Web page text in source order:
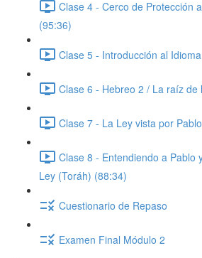
Clase 4 - Cerco de Protección
(95:36)
Clase 5 - Introducción al
Clase 6 - Hebreo 2 / La raíz de
Clase 7 - La Ley vista por
Clase 8 - Entendiendo a Pablo
Ley (Toráh) (88:34)
Cuestionario de Repaso
Examen Final Módulo 2